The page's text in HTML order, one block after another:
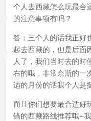
个人去西藏怎么玩最合
的注意事项有吗？
答：三个人的话我正好
起去西藏的，但是后面
人了，我们当时去的时
右的哦，非常奈斯的一
适的月份的话我个人是
而且你们想要最合适好
错的西藏路线推荐哦~